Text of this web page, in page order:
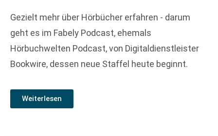
Gezielt mehr über Hörbücher erfahren - darum
geht es im Fabely Podcast, ehemals
Hörbuchwelten Podcast, von Digitaldienstleister
Bookwire, dessen neue Staffel heute beginnt.
Weiterlesen